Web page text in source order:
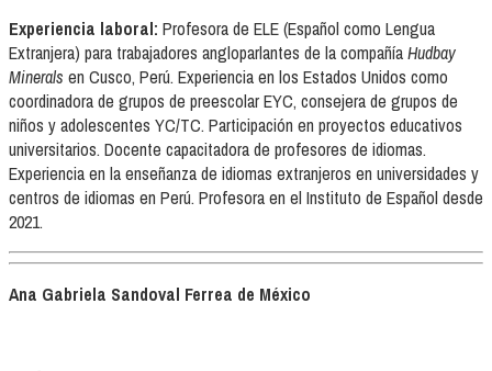
Experiencia laboral: Profesora de ELE (Español como Lengua
Extranjera) para trabajadores angloparlantes de la compañíaHudbay
Minerals en Cusco, Perú. Experiencia en los Estados Unidos como
coordinadora de grupos de preescolar EYC, consejera de grupos de
niños y adolescentes YC/TC. Participación en proyectos educativos
universitarios. Docente capacitadora de profesores de idiomas.
Experiencia en la enseñanza de idiomas extranjeros en universidades y
centros de idiomas en Perú. Profesora en el Instituto de Español desde
2021.
Ana Gabriela Sandoval Ferrea de México